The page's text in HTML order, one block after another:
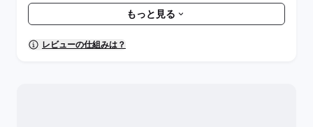
付属品
4.3/5
包装と清潔さ
4.4/5
全体的なパフォーマンス
もっと見る
レビューの仕組みは？